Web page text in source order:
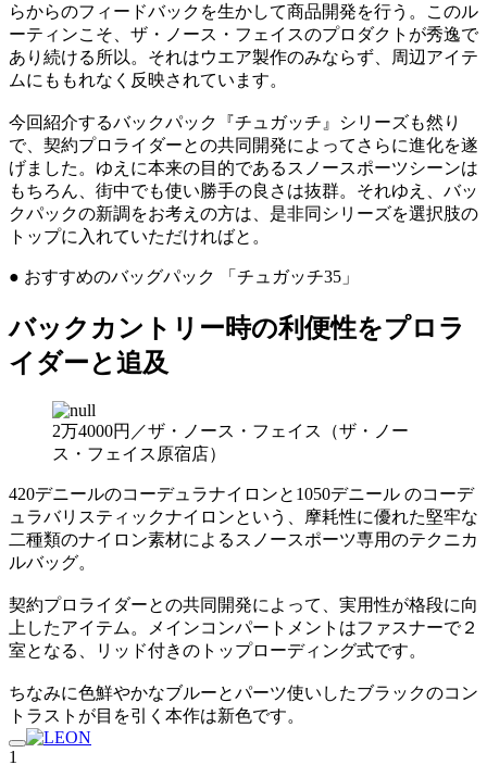
らからのフィードバックを生かして商品開発を行う。このル
ーティンこそ、ザ・ノース・フェイスのプロダクトが秀逸で
あり続ける所以。それはウエア製作のみならず、周辺アイテ
ムにももれなく反映されています。
今回紹介するバックパック『チュガッチ』シリーズも然り
で、契約プロライダーとの共同開発によってさらに進化を遂
げました。ゆえに本来の目的であるスノースポーツシーンは
もちろん、街中でも使い勝手の良さは抜群。それゆえ、バッ
クパックの新調をお考えの方は、是非同シリーズを選択肢の
トップに入れていただければと。
● おすすめのバッグパック 「チュガッチ35」
バックカントリー時の利便性をプロラ
イダーと追及
2万4000円／ザ・ノース・フェイス（ザ・ノー
ス・フェイス原宿店）
420デニールのコーデュラナイロンと1050デニール のコーデ
ュラバリスティックナイロンという、摩耗性に優れた堅牢な
二種類のナイロン素材によるスノースポーツ専用のテクニカ
ルバッグ。
契約プロライダーとの共同開発によって、実用性が格段に向
上したアイテム。メインコンパートメントはファスナーで２
室となる、リッド付きのトップローディング式です。
ちなみに色鮮やかなブルーとパーツ使いしたブラックのコン
トラストが目を引く本作は新色です。
1